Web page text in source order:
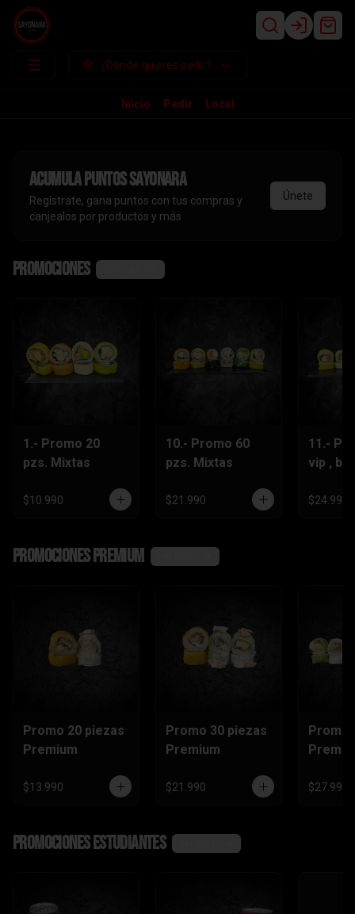
Login
¿Dónde quieres pedir?
Inicio Pedir Local
Acumulapuntos sayonara
Regístrate, gana puntos con tus compras y
canjealos por productos y más
Únete
Promociones
1.- Promo 20
pzs. Mixtas
$10.990
10.- Promo 60
pzs. Mixtas
$21.990
11.-
vip ,
$24.990
Promociones Premium
Promo 20 piezas
Premium
$13.990
Promo 30 piezas
Premium
$21.990
Promo
$27.990
Promociones Estudiantes